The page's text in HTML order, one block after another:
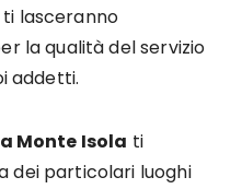
lasceranno
la qualità del servizio
addetti.
Monte Isola ti
dei particolari luoghi